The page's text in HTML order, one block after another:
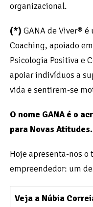
organizacional.
(*) GANA de Viver®
Coaching, apoiado
Psicologia Positiva e
apoiar indivíduos a
vida e sentirem-se
O nome GANA é o
para Novas Atitudes.
Hoje apresenta-nos o
empreendedor: um
Veja a Núbia